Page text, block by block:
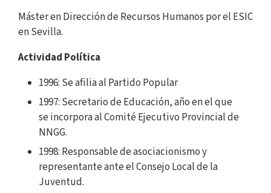
Máster en Dirección de Recursos Humanos por el ESIC
en Sevilla.
Actividad Política
1996: Se afilia al Partido Popular
1997: Secretario de Educación, año en el que
se incorpora al Comité Ejecutivo Provincial de
NNGG.
1998: Responsable de asociacionismo y
representante ante el Consejo Local de la
Juventud.